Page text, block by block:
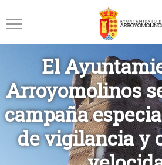
El
Arroyomolinos
campaña
de vigilancia y